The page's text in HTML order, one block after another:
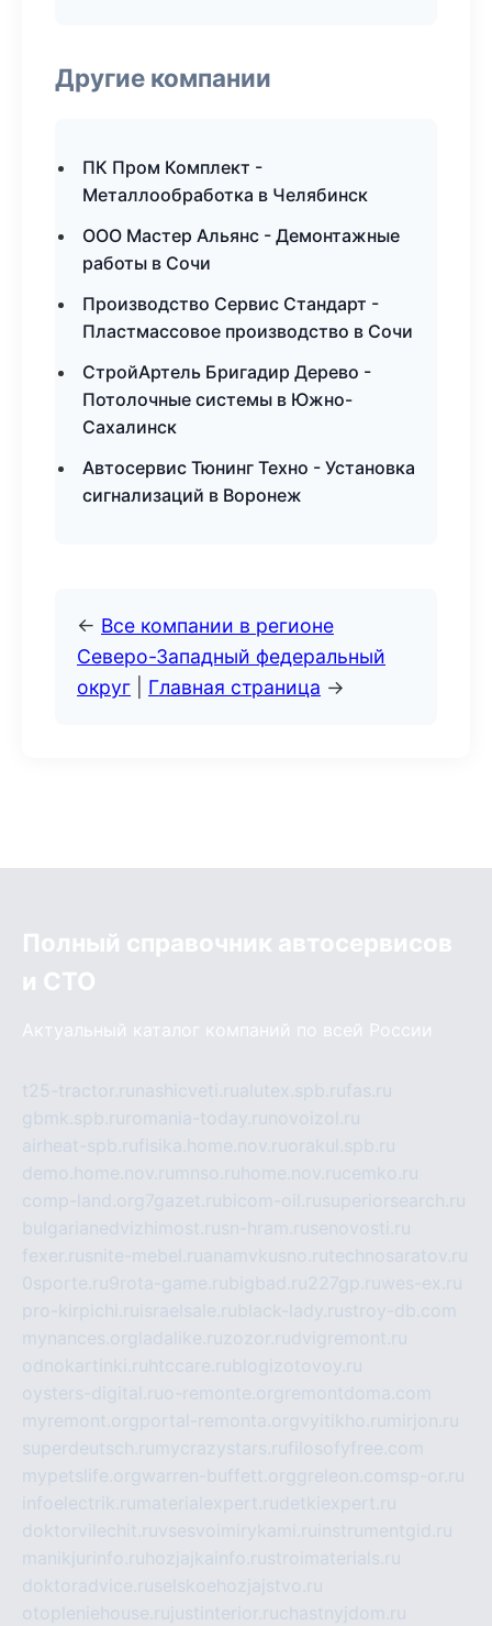
Другие компании
ПК Пром Комплект -
Металлообработка в Челябинск
ООО Мастер Альянс - Демонтажные
работы в Сочи
Производство Сервис Стандарт -
Пластмассовое производство в Сочи
СтройАртель Бригадир Дерево -
Потолочные системы в Южно-
Сахалинск
Автосервис Тюнинг Техно - Установка
сигнализаций в Воронеж
← Все компании в регионе
Северо-Западный федеральный
округ
Главная страница →
Полный справочник автосервисов
и СТО
Актуальный каталог компаний по всей России
t25-tractor.ru nashicveti.rualutex.spb.rufas.ru
gbmk.spb.ru romania-today.ru novoizol.ru
airheat-spb.rufisika.home.nov.ruorakul.spb.ru
demo.home.nov.ru mnso.ru home.nov.rucemko.ru
comp-land.org 7gazet.rubicom-oil.rusuperiorsearch.ru
bulgarianedvizhimost.rusn-hram.rusenovosti.ru
fexer.rusnite-mebel.ruanamvkusno.rutechnosaratov.ru
0sporte.ru9rota-game.rubigbad.ru227gp.ruwes-ex.ru
pro-kirpichi.ru israelsale.rublack-lady.rustroy-db.com
mynances.org ladalike.ruzozor.rudvigremont.ru
odnokartinki.ru htccare.rublogizotovoy.ru
oysters-digital.ruo-remonte.org remontdoma.com
myremont.org portal-remonta.orgvyitikho.ru mirjon.ru
superdeutsch.ru mycrazystars.rufilosofyfree.com
mypetslife.orgwarren-buffett.orggreleon.comsp-or.ru
infoelectrik.ru materialexpert.rudetkiexpert.ru
doktorvilechit.ruvsesvoimirykami.ru instrumentgid.ru
manikjurinfo.ru hozjajkainfo.rustroimaterials.ru
doktoradvice.ruselskoehozjajstvo.ru
otopleniehouse.ru justinterior.ruchastnyjdom.ru